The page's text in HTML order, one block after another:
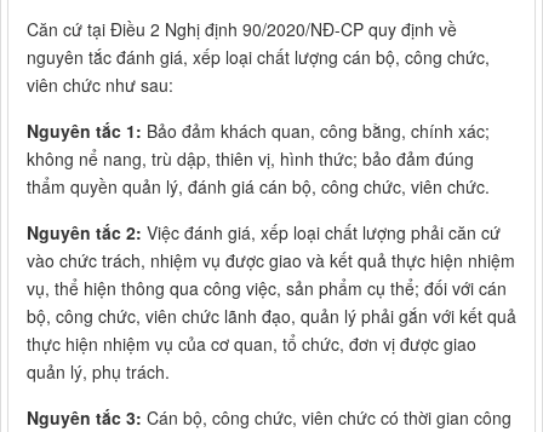
Căn cứ tại Điều 2 Nghị định 90/2020/NĐ-CP quy định về
nguyên tắc đánh giá, xếp loại chất lượng cán bộ, công chức,
viên chức như sau:
Nguyên tắc 1: Bảo đảm khách quan, công bằng, chính xác;
không nể nang, trù dập, thiên vị, hình thức; bảo đảm đúng
thẩm quyền quản lý, đánh giá cán bộ, công chức, viên chức.
Nguyên tắc 2: Việc đánh giá, xếp loại chất lượng phải căn cứ
vào chức trách, nhiệm vụ được giao và kết quả thực hiện nhiệm
vụ, thể hiện thông qua công việc, sản phẩm cụ thể; đối với cán
bộ, công chức, viên chức lãnh đạo, quản lý phải gắn với kết quả
thực hiện nhiệm vụ của cơ quan, tổ chức, đơn vị được giao
quản lý, phụ trách.
Nguyên tắc 3: Cán bộ, công chức, viên chức có thời gian công